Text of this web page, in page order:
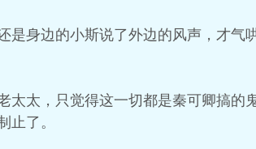
是身边的小斯说了外边的风声，才
太太，只觉得这一切都是秦可卿搞的
止了。